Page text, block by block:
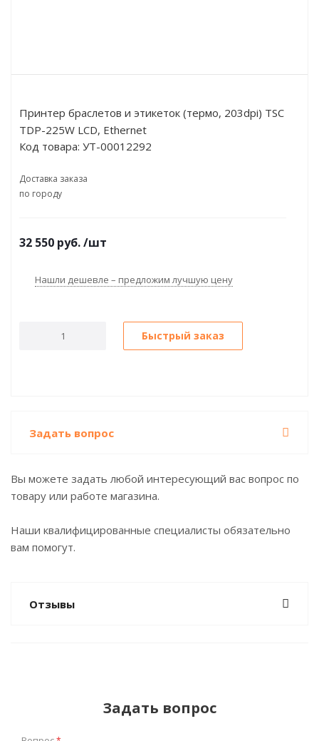
Принтер браслетов и этикеток (термо, 203dpi) TSC
TDP-225W LCD, Ethernet
Код товара: УТ-00012292
Доставка заказа
по городу
32 550 руб./шт
Нашли дешевле – предложим лучшую цену
Быстрый заказ
Задать вопрос
Вы можете задать любой интересующий вас вопрос по
товару или работе магазина.
Наши квалифицированные специалисты обязательно
вам помогут.
Отзывы
Задать вопрос